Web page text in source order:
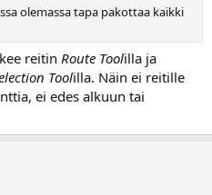
olemassa tapa pakottaa kaikki
reitin Route Toolilla ja
Toolilla. Näin ei reitille
ei edes alkuun tai